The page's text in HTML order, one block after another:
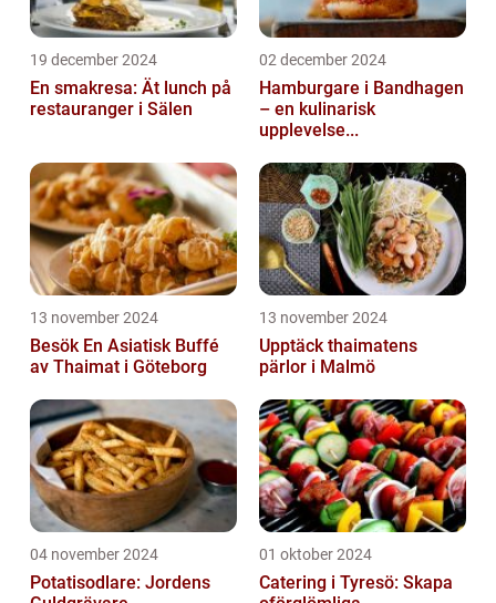
19 december 2024
En smakresa: Ät lunch på
restauranger i Sälen
02 december 2024
Hamburgare i Bandhagen
– en kulinarisk
upplevelse...
13 november 2024
Besök En Asiatisk Buffé
av Thaimat i Göteborg
13 november 2024
Upptäck thaimatens
pärlor i Malmö
04 november 2024
Potatisodlare: Jordens
01 oktober 2024
Catering i Tyresö: Skapa